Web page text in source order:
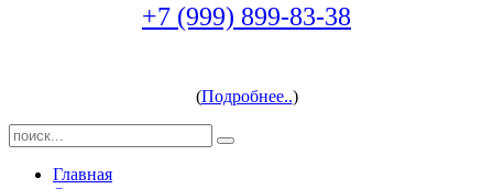
+7 (999) 899-83-38
(Подробнее..)
Главная